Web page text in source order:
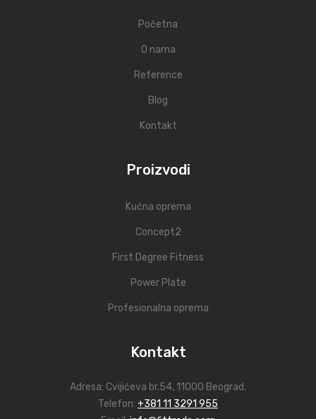
Početna
O nama
Reference
Blog
Kontakt
Proizvodi
Kućna oprema
Concept2
First Degree Fitness
Power Plate
Profesionalna oprema
Kontakt
Adresa: Cvijićeva br.54, 11000 Beograd.
Telefon: +381 11 3291 955